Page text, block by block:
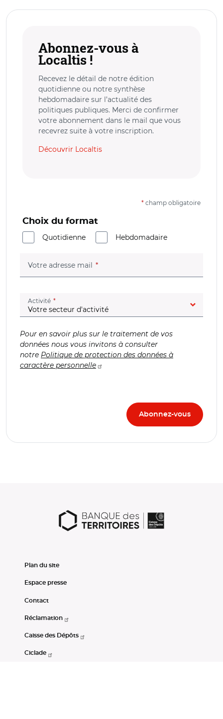
Abonnez-vous à
Localtis !
Recevez le détail de notre édition
quotidienne ou notre synthèse
hebdomadaire sur l’actualité des
politiques publiques. Merci de confirmer
votre abonnement dans le mail que vous
recevrez suite à votre inscription.
Découvrir Localtis
* champ obligatoire
Choix du format
Quotidienne
Hebdomadaire
Votre adresse mail (champ obligatoire)
Activité (champ obligatoire)
Pour en savoir plus sur le traitement de vos
données nous vous invitons à consulter
notre Politique de protection des données à
caractère personnelle
Plan du site
Espace presse
Contact
Réclamation
Caisse des Dépôts
Ciclade